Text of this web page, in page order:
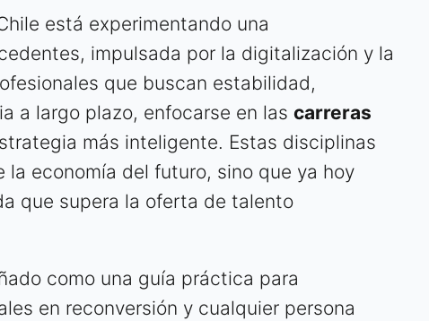
está experimentando una
impulsada por la digitalización y la
que buscan estabilidad,
a largo plazo, enfocarse en las carreras
más inteligente. Estas disciplinas
la economía del futuro, sino que ya hoy
que supera la oferta de talento
como una guía práctica para
en reconversión y cualquier persona